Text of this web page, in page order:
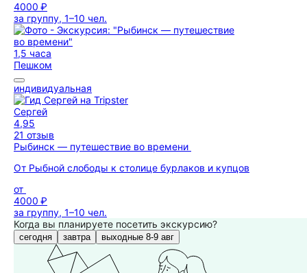
4000 ₽
за группу, 1–10 чел.
1,5 часа
Пешком
индивидуальная
Сергей
4,95
21 отзыв
Рыбинск — путешествие во времени
От Рыбной слободы к столице бурлаков и купцов
от
4000 ₽
за группу, 1–10 чел.
Когда вы планируете посетить экскурсию?
сегодня завтра выходные 8-9 авг